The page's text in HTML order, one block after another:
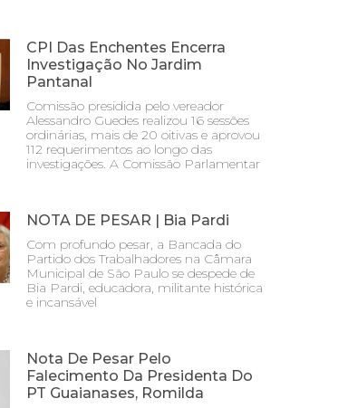
CPI Das Enchentes Encerra
Investigação No Jardim
Pantanal
Comissão presidida pelo vereador
Alessandro Guedes realizou 16 sessões
ordinárias, mais de 20 oitivas e aprovou
112 requerimentos ao longo das
investigações. A Comissão Parlamentar
NOTA DE PESAR | Bia Pardi
Com profundo pesar, a Bancada do
Partido dos Trabalhadores na Câmara
Municipal de São Paulo se despede de
Bia Pardi, educadora, militante histórica
e incansável
Nota De Pesar Pelo
Falecimento Da Presidenta Do
PT Guaianases, Romilda